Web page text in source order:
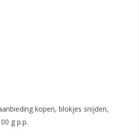
kopen, blokjes snijden,
g p.p.